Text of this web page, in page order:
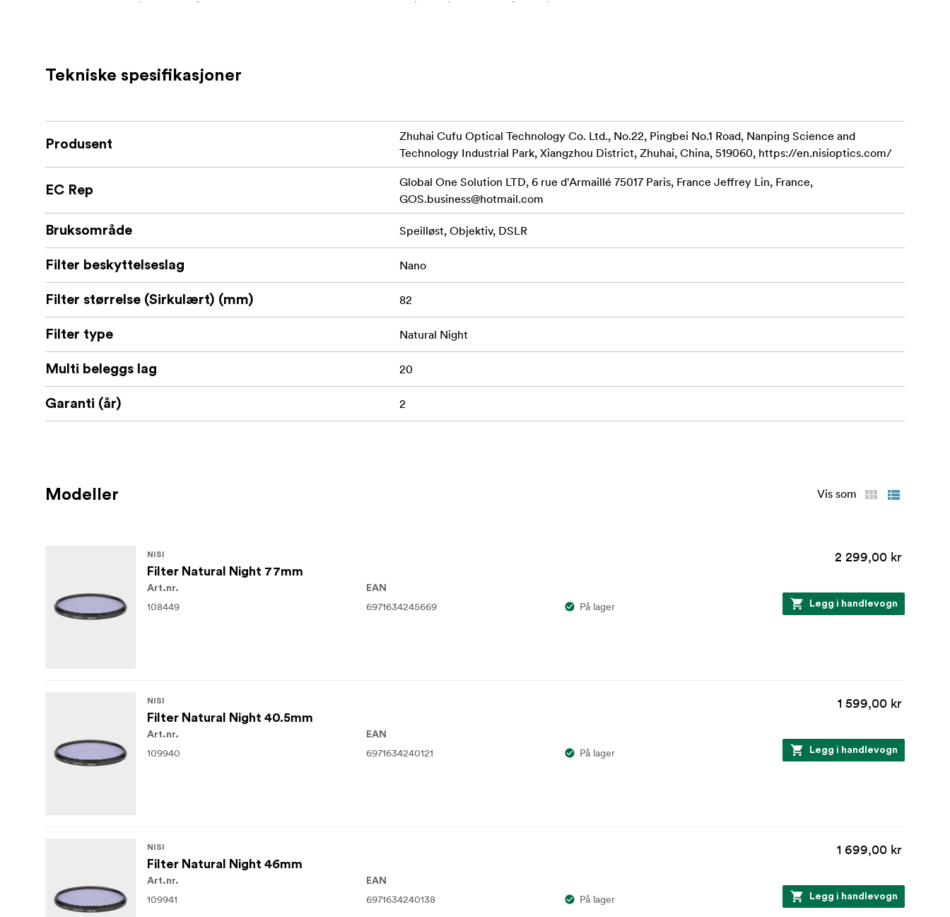
lag som gjør det lett å holde det rent, tørke bort vann, støv og olje fra filteret, uten å lage riper.
Finnes i størrelser 40,5 opp til 95mm gjenge (samt også som squarefilter i 100*100 og 150*150mm)
Dobbeltsidig og flerlagsbelegg / vannavstøtende og oljebestandig
Tekniske spesifikasjoner
Produsent
Zhuhai Cufu Optical Technology Co. Ltd., No.22, Pingbei No.1 Road, Nanping Science and
Technology Industrial Park, Xiangzhou District, Zhuhai, China, 519060, https://en.nisioptics.com/
EC Rep
Global One Solution LTD, 6 rue d'Armaillé 75017 Paris, France Jeffrey Lin, France,
GOS.business@hotmail.com
Bruksområde Speilløst, Objektiv, DSLR
Filter beskyttelseslag Nano
Filter størrelse (Sirkulært) (mm) 82
Filter type Natural Night
Multi beleggs lag 20
Garanti (år) 2
Modeller Vis som
NISI
Filter Natural Night 77mm
2 299,00 kr
Art.nr.
108449
EAN
6971634245669 På lager Legg i handlevogn
NISI
Filter Natural Night 40.5mm
1 599,00 kr
Art.nr.
109940
EAN
6971634240121 På lager Legg i handlevogn
NISI
Filter Natural Night 46mm
1 699,00 kr
Art.nr.
109941
EAN
6971634240138 På lager Legg i handlevogn